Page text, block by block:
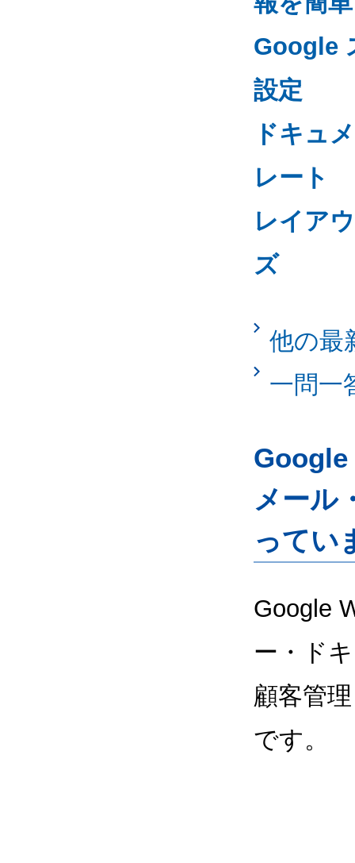
Google
設定
ドキュ
レート
レイア
ズ
他の最
一問一
Google
メール
ってい
Google
ー・ド
顧客管
です。